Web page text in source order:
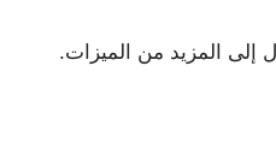
إلى المزيد من الميزات.